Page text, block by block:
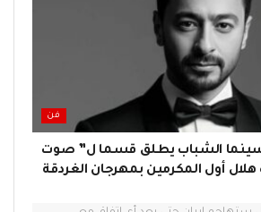
فن
الشباب يطلق قسما ل” صوت
أول المكرمين بمهرجان الغردقة